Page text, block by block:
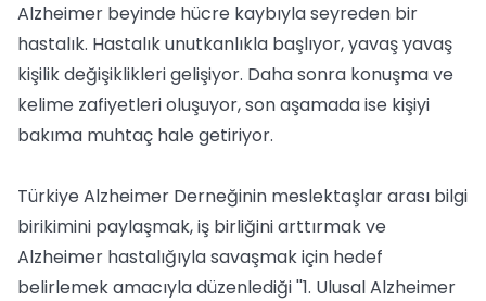
Alzheimer beyinde hücre kaybıyla seyreden bir
hastalık. Hastalık unutkanlıkla başlıyor, yavaş yavaş
kişilik değişiklikleri gelişiyor. Daha sonra konuşma ve
kelime zafiyetleri oluşuyor, son aşamada ise kişiyi
bakıma muhtaç hale getiriyor.
Türkiye Alzheimer Derneğinin meslektaşlar arası bilgi
birikimini paylaşmak, iş birliğini arttırmak ve
Alzheimer hastalığıyla savaşmak için hedef
belirlemek amacıyla düzenlediği ''1. Ulusal Alzheimer